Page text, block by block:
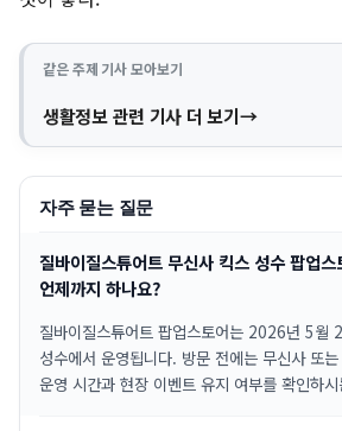
같은 주제 기사 모아보기
생활정보 관련 기사 더 보기
자주 묻는 질문
질바이질스튜어트 무신사 킥스 성수 팝업스
언제까지 하나요?
질바이질스튜어트 팝업스토어는 2026년 5월
성수에서 운영됩니다. 방문 전에는 무신사 또
운영 시간과 현장 이벤트 유지 여부를 확인하